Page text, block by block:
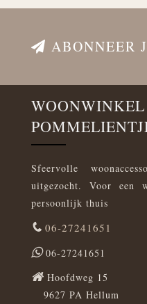
ABONNEER
WOONWINKEL
Sfeervolle
uitgezocht. Voor een
persoonlijk thuis
06-27241651
06-27241651
Hoofdweg 15
9627 PA Hellum